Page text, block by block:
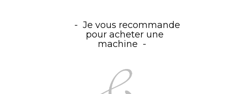
Je vous recommande
pour acheter une
machine